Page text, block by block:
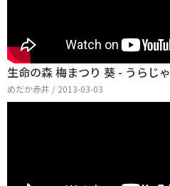
生命の森 梅まつり 葵 - うらじゃ
めだか赤井 / 2013-03-03